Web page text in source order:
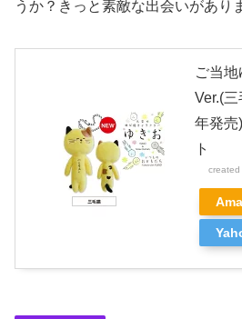
うか？きっと素敵な出会いがあり
ご当
Ver.(
年発売
ト
created